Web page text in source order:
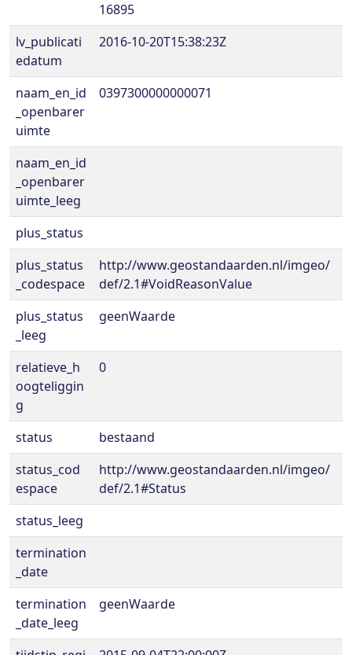
16895
lv_publicati
edatum
2016-10-20T15:38:23Z
naam_en_id
_openbarer
uimte
0397300000000071
naam_en_id
_openbarer
uimte_leeg
plus_status
plus_status
_codespace
http://www.geostandaarden.nl/imgeo/
def/2.1#VoidReasonValue
plus_status
_leeg
geenWaarde
relatieve_h
oogteliggin
g
0
status
bestaand
status_cod
espace
http://www.geostandaarden.nl/imgeo/
def/2.1#Status
status_leeg
termination
_date
termination
_date_leeg
geenWaarde